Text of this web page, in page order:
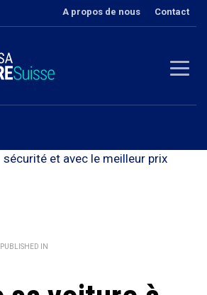
A propos de nous Contact
sécurité et avec le meilleur prix
PUBLISHED IN